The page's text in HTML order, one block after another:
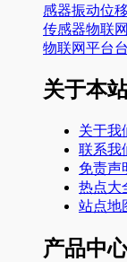
感器振动位
传感器物联
物联网平台
关于本
关于我
联系我
免责声
热点大
站点地
产品中